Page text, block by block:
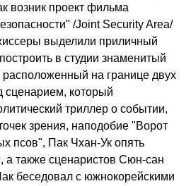
возник проект фильма
/Joint Security Area/
выделили приличный
в студии знаменитый
на границе двух
сценарием, который
триллер о событии,
зрения, наподобие "Ворот
псов", Пак Чхан-Ук опять
а также сценаристов Сюн-сан
беседовал с южнокорейскими